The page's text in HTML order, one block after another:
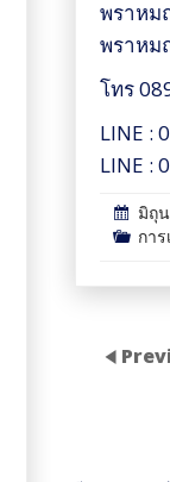
พราหม
พราห
โทร
LINE :
LINE :
มิถุ
กา